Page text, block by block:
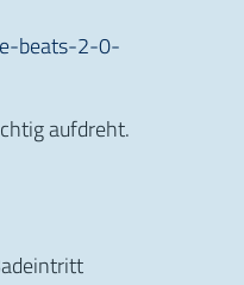
beats-2-0-
aufdreht.